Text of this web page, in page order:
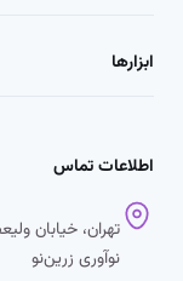
ابزارها
اطلاعات تماس
نوآوری زرین‌نو